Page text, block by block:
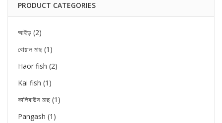
PRODUCT CATEGORIES
আইড় (2)
বোয়াল মাছ (1)
Haor fish (2)
Kai fish (1)
কালিবাউস মাছ (1)
Pangash (1)